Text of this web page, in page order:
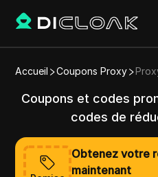
Accueil Coupons Proxy
Coupons et codes
codes de
Obtenez votre
maintenant